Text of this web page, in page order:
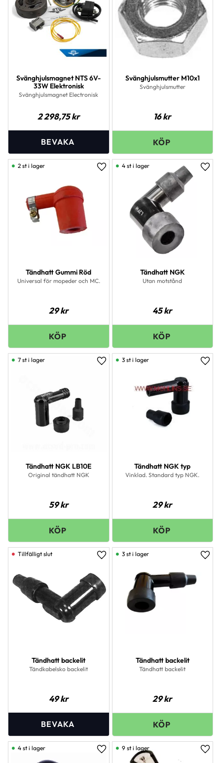
Svänghjulsmagnet NTS 6V-
33W Elektronisk
Svänghjulsmagnet Electronisk
2 298,75kr
Svänghjulsmutter M10x1
Svänghjulsmutter
16kr
Tändhatt Gummi Röd
Universal för mopeder och MC.
29kr
Lägg till i favoriter
2 st i lager
Tändhatt NGK
Utan motstånd
45kr
4 st i lager
Tändhatt NGK LB10E
Original tändhatt NGK
59kr
Lägg till i favoriter
7 st i lager
Tändhatt NGK typ
Vinklad. Standard typ NGK.
29kr
3 st i lager
Tändhatt backelit
Tändkabelsko backelit
49kr
Lägg till i favoriter
Tändhatt backelit
Tändhatt backelit
29kr
3 st i lager
Lägg till i favoriter
4 st i lager 9 st i lager